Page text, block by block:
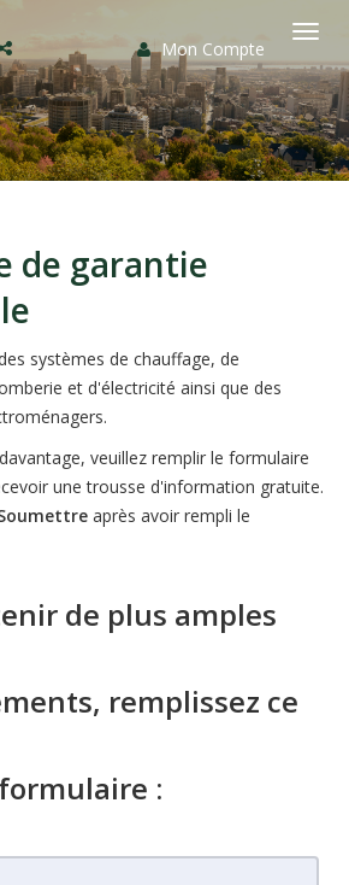
Mon Compte
la
de garantie
systèmes de chauffage, de
et d'électricité ainsi que des
veuillez remplir le formulaire
une trousse d'information gratuite.
après avoir rempli le
de plus amples
remplissez ce
formulaire :